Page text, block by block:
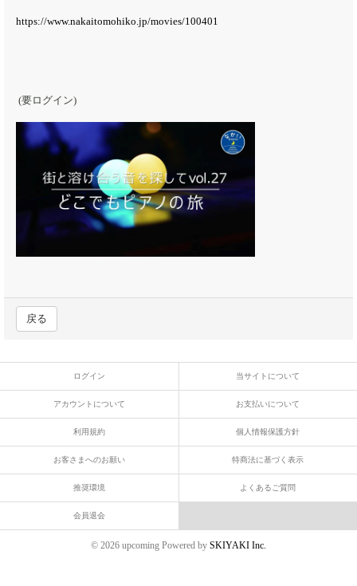
https://www.nakaitomohiko.jp/movies/100401
(要ログイン)
戻る
ログイン 当サイトについて
アカウントについて お支払いについて
利用規約 個人情報保護方針
お客さまへのお願い 特商法に基づく表示
推奨環境 よくあるご質問
会員退会
© 2026 upcoming Powered by SKIYAKI Inc.